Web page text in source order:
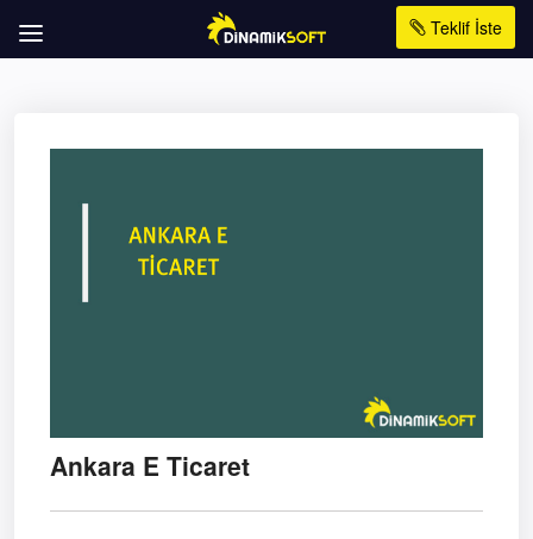
Teklif İste
Ankara E Ticaret